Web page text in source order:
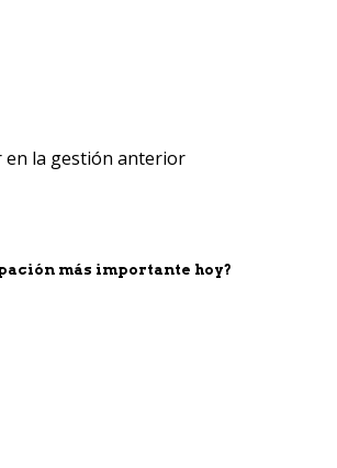
en la gestión anterior
más importante hoy?